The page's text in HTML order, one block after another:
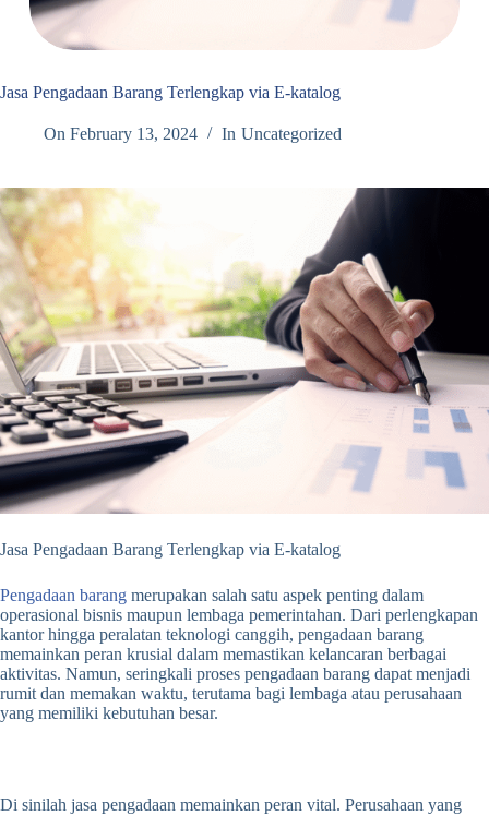
Jasa Pengadaan Barang Terlengkap via E-katalog
On February 13, 2024 In Uncategorized
Jasa Pengadaan Barang Terlengkap via E-katalog
Pengadaan barang merupakan salah satu aspek penting dalam
operasional bisnis maupun lembaga pemerintahan. Dari perlengkapan
kantor hingga peralatan teknologi canggih, pengadaan barang
memainkan peran krusial dalam memastikan kelancaran berbagai
aktivitas. Namun, seringkali proses pengadaan barang dapat menjadi
rumit dan memakan waktu, terutama bagi lembaga atau perusahaan
yang memiliki kebutuhan besar.
Di sinilah jasa pengadaan memainkan peran vital. Perusahaan yang